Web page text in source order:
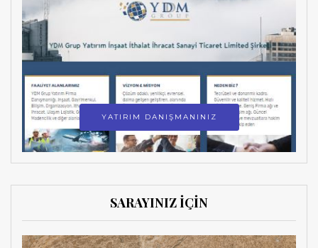
YATIRIM DANIŞMANINIZ
SARAYINIZ İÇİN